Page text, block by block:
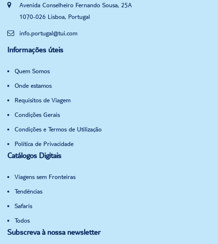
Avenida Conselheiro Fernando Sousa, 25A
1070-026 Lisboa, Portugal
info.portugal@tui.com
Informações úteis
Quem Somos
Onde estamos
Requisitos de Viagem
Condições Gerais
Condições e Termos de Utilização
Política de Privacidade
Catálogos Digitais
Viagens sem Fronteiras
Tendências
Safaris
Todos
Subscreva à nossa newsletter